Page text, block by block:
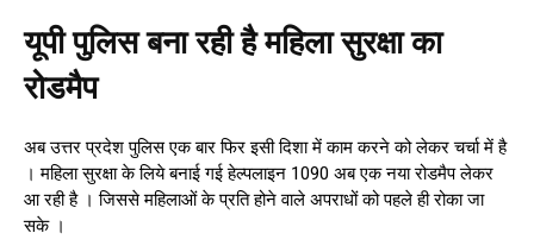
यूपी पुलिस बना रही है महिला सुरक्षा का
रोडमैप
अब उत्तर प्रदेश पुलिस एक बार फिर इसी दिशा में काम करने को लेकर चर्चा में है
। महिला सुरक्षा के लिये बनाई गई हेल्पलाइन 1090 अब एक नया रोडमैप लेकर
आ रही है । जिससे महिलाओं के प्रति होने वाले अपराधों को पहले ही रोका जा
सके ।